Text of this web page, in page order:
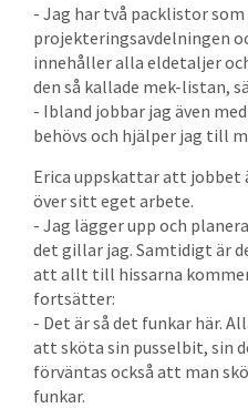
- Jag har två packlistor
projekteringsavdelningen
innehåller alla eldetaljer
den så kallade mek-listan,
- Ibland jobbar jag även
behövs och hjälper jag till
Erica uppskattar att
över sitt eget arbete.
- Jag lägger upp och
det gillar jag. Samtidigt är
att allt till hissarna kommer
fortsätter:
- Det är så det funkar här.
att sköta sin pusselbit, sin
förväntas också att man
funkar.